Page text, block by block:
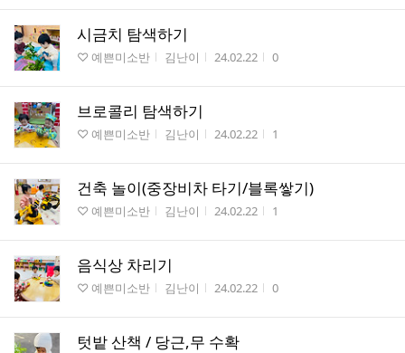
시금치 탐색하기
게시판명
♡ 예쁜미소반 작성자
김난이 작성시간
24.02.22 조회수
0
브로콜리 탐색하기
게시판명
♡ 예쁜미소반 작성자
김난이 작성시간
24.02.22 조회수
1
건축 놀이(중장비차 타기/블록쌓기)
게시판명
♡ 예쁜미소반 작성자
김난이 작성시간
24.02.22 조회수
1
음식상 차리기
게시판명
♡ 예쁜미소반 작성자
김난이 작성시간
24.02.22 조회수
0
텃밭 산책 / 당근,무 수확